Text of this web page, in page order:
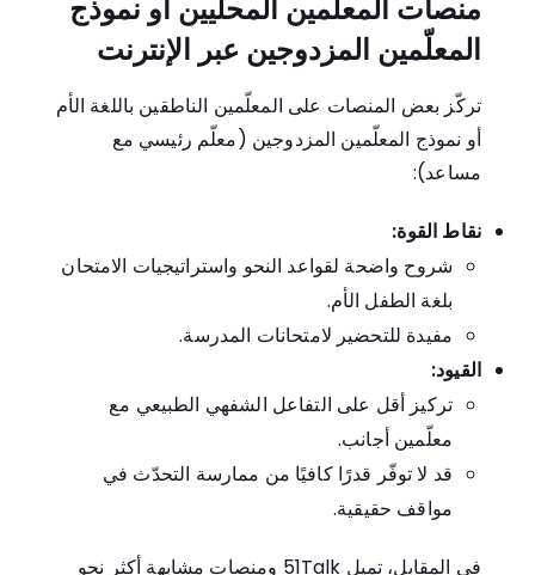
منصات المعلّمين المحليين أو نموذج
المعلّمين المزدوجين عبر الإنترنت
تركّز بعض المنصات على المعلّمين الناطقين باللغة الأم
أو نموذج المعلّمين المزدوجين (معلّم رئيسي مع
مساعد):
نقاط القوة:
شروح واضحة لقواعد النحو واستراتيجيات الامتحان
بلغة الطفل الأم.
مفيدة للتحضير لامتحانات المدرسة.
القيود:
تركيز أقل على التفاعل الشفهي الطبيعي مع
معلّمين أجانب.
قد لا توفّر قدرًا كافيًا من ممارسة التحدّث في
مواقف حقيقية.
في المقابل، تميل 51Talk ومنصات مشابهة أكثر نحو